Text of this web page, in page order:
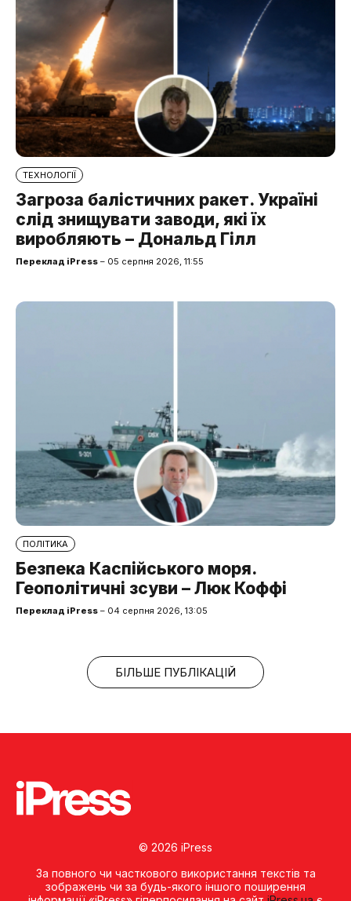
ТЕХНОЛОГІЇ
Загроза балістичних ракет. Україні
слід знищувати заводи, які їх
виробляють – Дональд Гілл
Переклад iPress – 05 серпня 2026, 11:55
ПОЛІТИКА
Безпека Каспійського моря.
Геополітичні зсуви – Люк Коффі
Переклад iPress – 04 серпня 2026, 13:05
БІЛЬШЕ ПУБЛІКАЦІЙ
© 2026 iPress
За повного чи часткового використання текстів та
зображень чи за будь-якого іншого поширення